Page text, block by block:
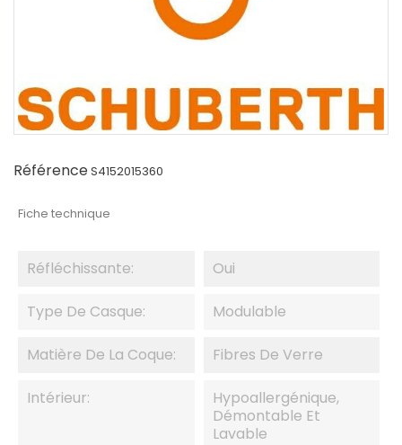
RéférenceS4152015360
Fiche technique
Réfléchissante: Oui
Type De Casque: Modulable
Matière De La Coque: Fibres De Verre
Intérieur:
Hypoallergénique,
Démontable Et
Lavable